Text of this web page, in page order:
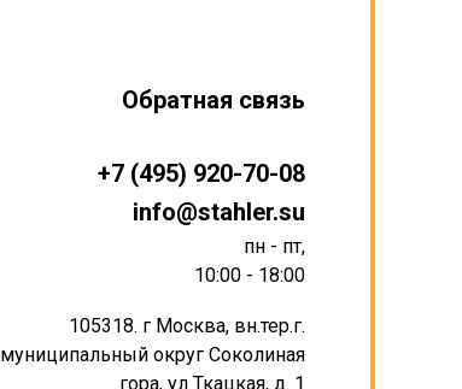
Обратная связь
info@stahler.su
пн - пт,
10:00 - 18:00
105318. г Москва, вн.тер.г.
муниципальный округ Соколиная
гора, ул Ткацкая, д. 1
+7 (495) 920-70-08